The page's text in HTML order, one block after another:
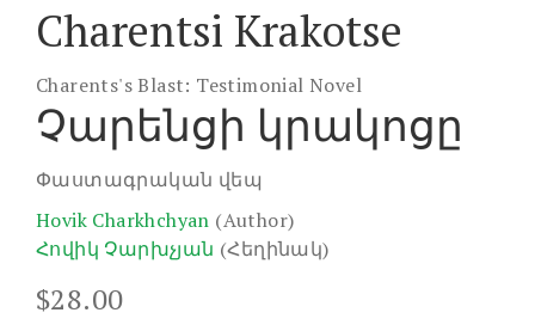
Charentsi Krakotse
Charents's Blast: Testimonial Novel
Չարենցի կրակոցը
Փաստագրական վեպ
Hovik Charkhchyan (Author)
Հովիկ Չարխչյան (Հեղինակ)
$28.00